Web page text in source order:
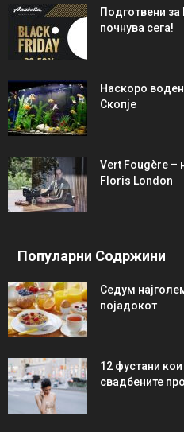
Подготвени
почнува сега!
Наскоро
Скопје
Vert Fougère –
Floris London
Популарни Содржини
Седум
појадокот
12 фустани
свадбените